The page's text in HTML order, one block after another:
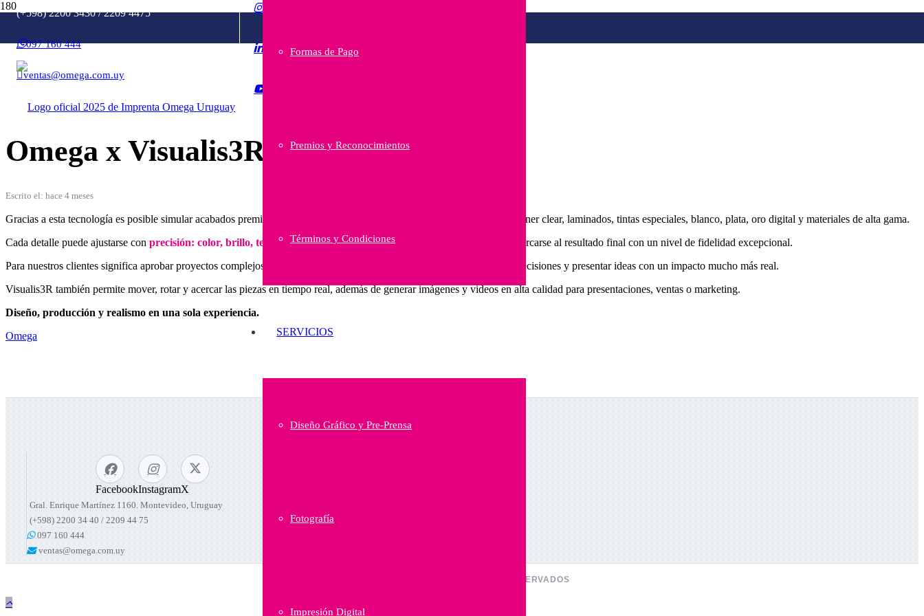
(+598) 2200 3430 / 2209 4475
097 160 444
ventas@omega.com.uy
Formas de Pago
Premios y Reconocimientos
Términos y Condiciones
SERVICIOS
Diseño Gráfico y Pre-Prensa
Fotografía
Impresión Digital
/
Tecnología Printmaster
Omega x Visualis3R®
Escrito el: hace 4 meses
Gracias a esta tecnología es posible simular acabados premium como hot stamping metálico u holográfico, barniz UV, toner clear, laminados, tintas especiales, blanco, plata, oro digital y materiales de alta gama.
Cada detalle puede ajustarse con precisión: color, brillo, textura, reflejosy comportamiento de la luz. Esto permite acercarse al resultado final con un nivel de fidelidad excepcional.
Para nuestros clientes significa aprobar proyectos complejos con
acelerar decisiones y presentar ideas con un impacto mucho más real.
Visualis3R también permite mover, rotar y acercar las piezas en tiempo real, además de generar imágenes y videos en alta calidad para presentaciones, ventas o marketing.
Diseño, producción y realismo en una sola experiencia.
Omega
FacebookInstagramX
Gral. Enrique Martínez 1160. Montevideo, Uruguay
(+598) 2200 34 40 / 2209 44 75
097 160 444
ventas@omega.com.uy
2026 · TODOS LOS DERECHOS RESERVADOS